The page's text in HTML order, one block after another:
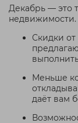
Декабрь — это
недвижимости.
Скидки
Меньше
даёт вам